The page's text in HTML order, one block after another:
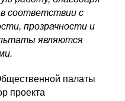
соответствии с
прозрачности и
являются
палаты
проекта